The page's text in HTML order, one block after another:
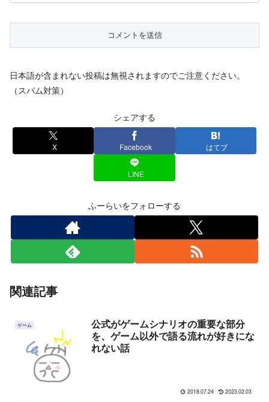
日本語が含まれない投稿は無視されますのでご注意ください。
（スパム対策）
シェアする
X Facebook はてブ
LINE
ふーらいをフォローする
関連記事
ゲーム
公式がゲームシナリオの重要な部分
を、ゲーム以外で語る流れが好きにな
れない話
2018.07.24 2023.02.03